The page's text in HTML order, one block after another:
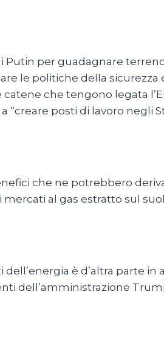
per guadagnare
le politiche della
catene che tengono legata
posti di lavoro negli
che ne potrebbero
al gas estratto sul
è d’altra parte in
dell’amministrazione